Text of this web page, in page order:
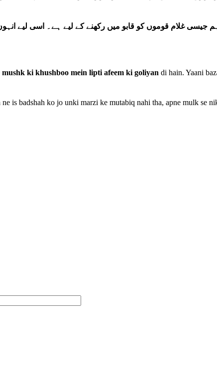
جیسی غلام قوموں کو قابو میں رکھنے کے لیے ہے۔ اسی لیے
mushk ki khushboo mein lipti afeem ki goliyan di hain. Yaani
is badshah ko jo unki marzi ke mutabiq nahi tha, apne mulk se